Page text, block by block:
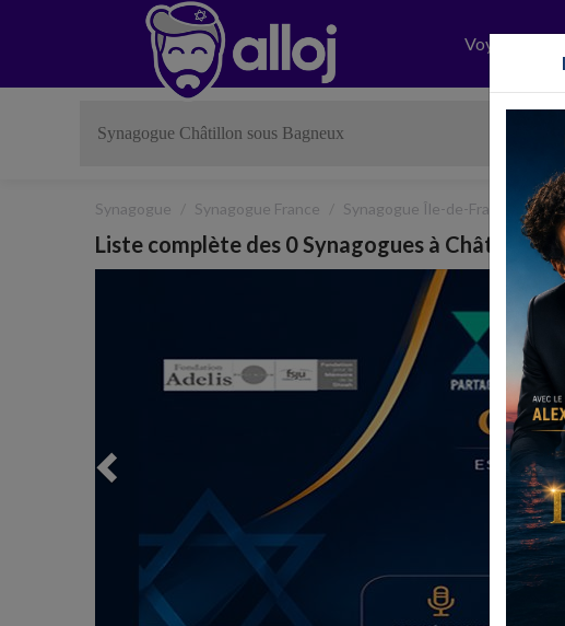
Voyages
Synagogue Synagogue France Synagogue Île-de-France
Liste complète des 0 Synagogues à Châtillon